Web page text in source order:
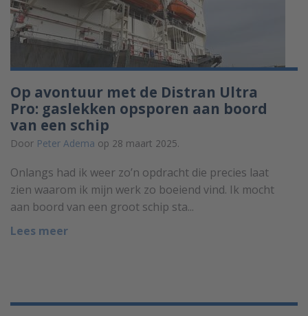
Op avontuur met de Distran Ultra
Pro: gaslekken opsporen aan boord
van een schip
Door Peter Adema op 28 maart 2025.
Onlangs had ik weer zo’n opdracht die precies laat
zien waarom ik mijn werk zo boeiend vind. Ik mocht
aan boord van een groot schip sta...
Lees meer